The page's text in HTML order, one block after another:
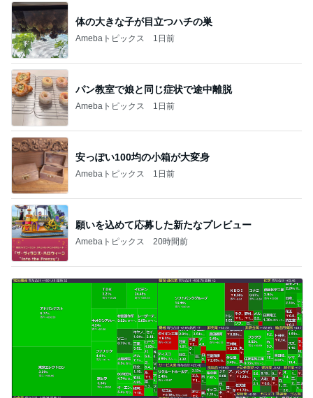
体の大きな子が目立つハチの巣
Amebaトピックス 1日前
パン教室で娘と同じ症状で途中離脱
Amebaトピックス 1日前
安っぽい100均の小箱が大変身
Amebaトピックス 1日前
願いを込めて応募した新たなプレビュー
Amebaトピックス 20時間前